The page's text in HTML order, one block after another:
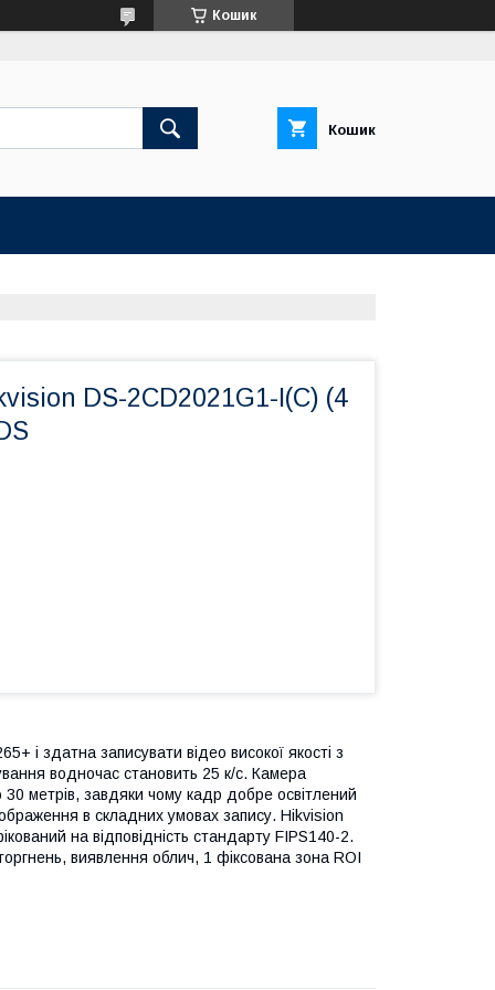
Кошик
Кошик
DS-2CD2021G1-I(C) (4
і здатна записувати відео високої якості з
водночас становить 25 к/с. Камера
метрів, завдяки чому кадр добре освітлений
в складних умовах запису. Hikvision
на відповідність стандарту FIPS140-2.
виявлення облич, 1 фіксована зона ROI